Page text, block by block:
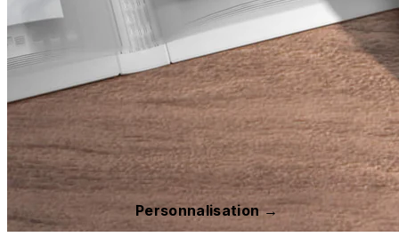
Personnalisation →